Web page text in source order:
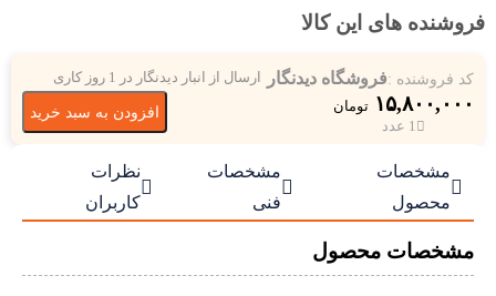
فروشنده های این کالا
کد فروشنده :فروشگاه دیدنگار ارسال از انبار دیدنگار در 1 روز کاری
۱۵,۸۰۰,۰۰۰ تومان
1 عدد
افزودن به سبد خرید

مشخصات
محصول

مشخصات
فنی

نظرات
کاربران
مشخصات محصول